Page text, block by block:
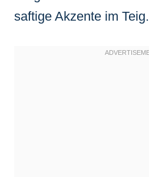
saftige Akzente im Teig.